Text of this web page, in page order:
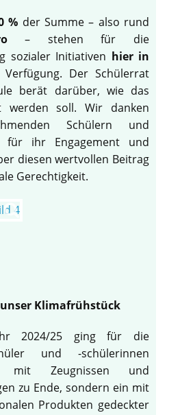
% der Summe – also rund
– stehen für die
sozialer Initiativen hier in
Verfügung. Der Schülerrat
berät darüber, wie das
werden soll. Wir danken
Schülern und
für ihr Engagement und
diesen wertvollen Beitrag
Gerechtigkeit.
Klimafrühstück
2024/25 ging für die
und -schülerinnen
Zeugnissen und
zu Ende, sondern ein mit
Produkten gedeckter